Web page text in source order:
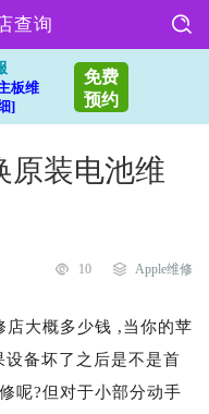
查询
板维
]
免费
预约
原装电池维
10 Apple维修
店大概多少钱 ,当你的苹
备坏了之后是不是首
呢?但对于小部分动手